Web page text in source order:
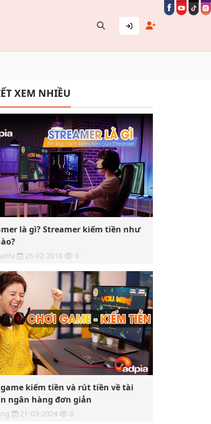
XEM NHIỀU
là gì? Streamer kiếm tiền như
26-02-2018 0
kiếm tiền và rút tiền về tài
ngân hàng đơn giản
21-03-2024 0